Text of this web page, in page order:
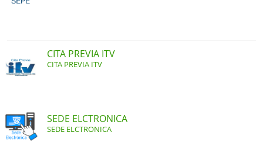
CITA PREVIA ITV
CITA PREVIA ITV
SEDE ELCTRONICA
SEDE ELCTRONICA